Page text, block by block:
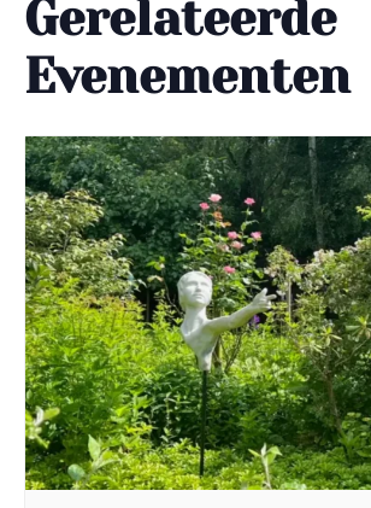
Gerelateerde
Evenementen